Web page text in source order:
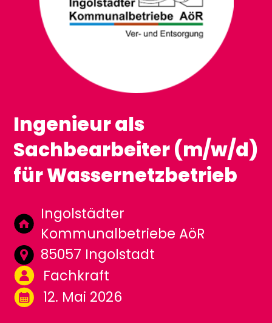
Ingenieur als
Sachbearbeiter (m/w/d)
für Wassernetzbetrieb
Ingolstädter
Kommunalbetriebe AöR
85057 Ingolstadt
Fachkraft
12. Mai 2026